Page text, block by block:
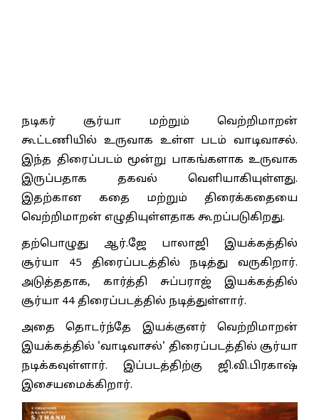
நடிகர் சூர்யா மற்றும் வெற்றிமாறன்
கூட்டணியில் உருவாக உள்ள படம் வாடிவாசல்.
இந்த திரைப்படம் மூன்று பாகங்களாக உருவாக
இருப்பதாக தகவல் வெளியாகியுள்ளது.
இதற்கான கதை மற்றும் திரைக்கதையை
வெற்றிமாறன் எழுதியுள்ளதாக கூறப்படுகிறது.
தற்பொழுது ஆர்.ஜே பாலாஜி இயக்கத்தில்
சூர்யா 45 திரைப்படத்தில் நடித்து வருகிறார்.
அடுத்ததாக, கார்த்தி சுப்பராஜ் இயக்கத்தில்
சூர்யா 44 திரைப்படத்தில் நடித்துள்ளார்.
அதை தொடர்ந்தே இயக்குனர் வெற்றிமாறன்
இயக்கத்தில் 'வாடிவாசல்' திரைப்படத்தில் சூர்யா
நடிக்கவுள்ளார். இப்படத்திற்கு ஜி.வி.பிரகாஷ்
இசையமைக்கிறார்.